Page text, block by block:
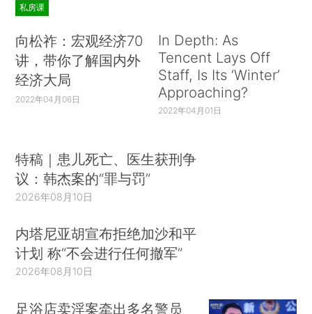
私房课
向松祚：宏观经济70
讲，带你了解国内外
经济大局
2022年04月06日
In Depth: As
Tencent Lays Off
Staff, Is Its ‘Winter’
Approaching?
2022年04月01日
特稿｜患儿死亡、医生获刑争
议：韩杰案的“罪与罚”
2026年08月10日
内塔尼亚胡宣布拒绝加沙和平
计划 称“不会进行任何撤军”
2026年08月10日
足浴店卖淫案牵出多名警员